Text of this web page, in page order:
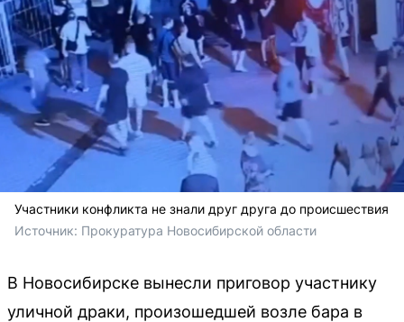
Участники конфликта не знали друг друга до происшествия
Источник: Прокуратура Новосибирской области
В Новосибирске вынесли приговор участнику
уличной драки, произошедшей возле бара в